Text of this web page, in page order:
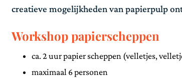
creatieve mogelijkheden van papierpulp
Workshop papierscheppen
ca. 2 uur papier scheppen (velletjes,
maximaal 6 personen